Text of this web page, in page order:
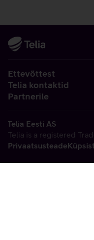
Ettevõttest
Telia kontaktid
Partnerile
Telia Eesti AS
Telia is a registered
Privaatsusteade